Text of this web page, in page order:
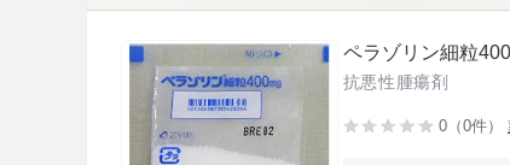
ペラゾリン細粒
抗悪性腫瘍剤
0（0件）